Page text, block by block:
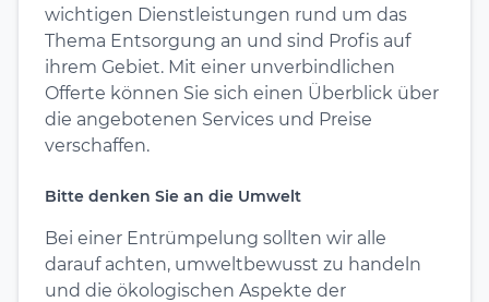
wichtigen Dienstleistungen rund um das
Thema Entsorgung an und sind Profis auf
ihrem Gebiet. Mit einer unverbindlichen
Offerte können Sie sich einen Überblick über
die angebotenen Services und Preise
verschaffen.
Bitte denken Sie an die Umwelt
Bei einer Entrümpelung sollten wir alle
darauf achten, umweltbewusst zu handeln
und die ökologischen Aspekte der